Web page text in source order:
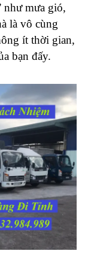
như mưa gió,
là vô cùng
ít thời gian,
bạn đấy.